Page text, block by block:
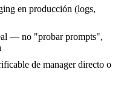
en producción (logs,
— no "probar prompts",
de manager directo o